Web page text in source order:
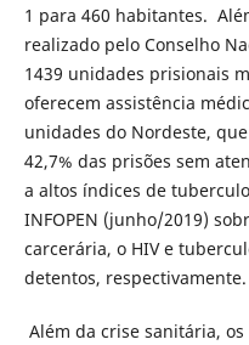
1 para 460 habitantes.
realizado pelo Conselho
1439 unidades prisionais
oferecem assistência
unidades do Nordeste,
42,7% das prisões sem
a altos índices de
INFOPEN (junho/2019)
carcerária, o HIV e
detentos, respectivamente.
Além da crise sanitária,